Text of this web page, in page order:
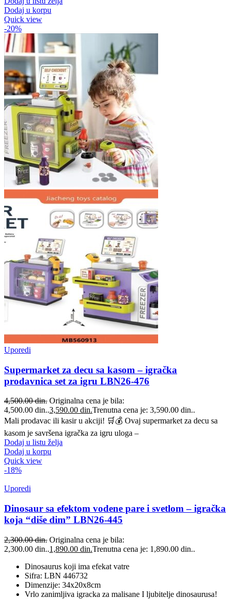
Dodaj u korpu
Quick view
-20%
Uporedi
Supermarket za decu sa kasom – igračka
prodavnica set za igru LBN26-476
4,500.00din. Originalna cena je bila:
4,500.00 din..3,590.00 din.Trenutna cena je: 3,590.00 din..
Mali prodavac ili kasir u akciji! 🛒💰 Ovaj supermarket za decu sa
kasom je savršena igračka za igru uloga –
Dodaj u listu želja
Dodaj u korpu
Quick view
-18%
Uporedi
Dinosaur sa efektom vodene pare i svetlom – igračka
koja “diše dim” LBN26-445
2,300.00din. Originalna cena je bila:
2,300.00 din..1,890.00 din.Trenutna cena je: 1,890.00 din..
Dinosaurus koji ima efekat vatre
Sifra: LBN 446732
Dimenzije: 34x20x8cm
Vrlo zanimljiva igracka za malisane I ljubitelje dinosaurusa!